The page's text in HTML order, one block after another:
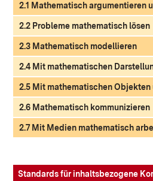
2.1 Mathematisch argumentieren
2.2 Probleme mathematisch lösen
2.3 Mathematisch modellieren
2.4 Mit mathematischen
2.5 Mit mathematischen Objekten
2.6 Mathematisch kommunizieren
2.7 Mit Medien mathematisch
Standards für inhaltsbezogene